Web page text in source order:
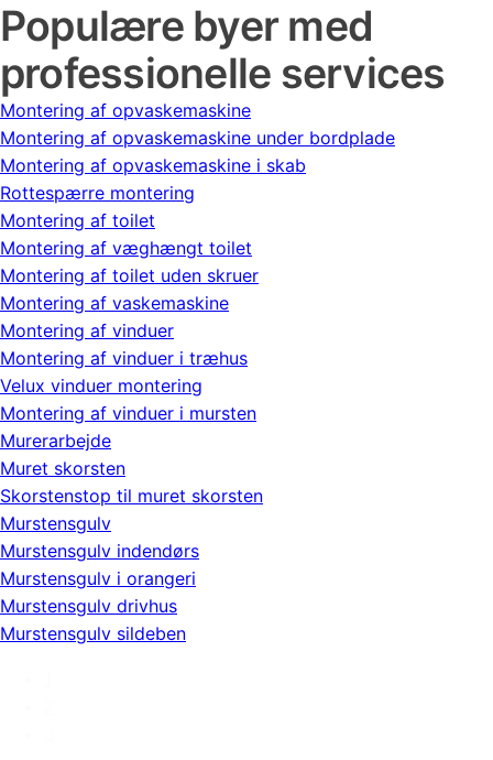
Populære byer med
professionelle services
Montering af opvaskemaskine
Montering af opvaskemaskine under bordplade
Montering af opvaskemaskine i skab
Rottespærre montering
Montering af toilet
Montering af væghængt toilet
Montering af toilet uden skruer
Montering af vaskemaskine
Montering af vinduer
Montering af vinduer i træhus
Velux vinduer montering
Montering af vinduer i mursten
Murerarbejde
Muret skorsten
Skorstenstop til muret skorsten
Murstensgulv
Murstensgulv indendørs
Murstensgulv i orangeri
Murstensgulv drivhus
Murstensgulv sildeben